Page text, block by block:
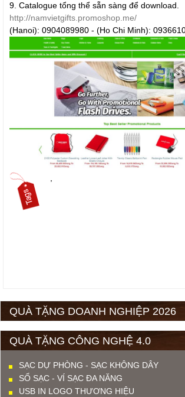
9. Catalogue tổng thể sẵn sàng để download.
http://namvietgifts.promoshop.me/
(Hanoi): 0904089980 - (Ho Chi Minh):
QUÀ TẶNG DOANH NGHIỆP 2026
QUÀ TẶNG CÔNG NGHỆ 4.0
SẠC DỰ PHÒNG - SẠC KHÔNG DÂY
SỔ SẠC - VÍ SẠC ĐA NĂNG
USB IN LOGO THƯƠNG HIỆU